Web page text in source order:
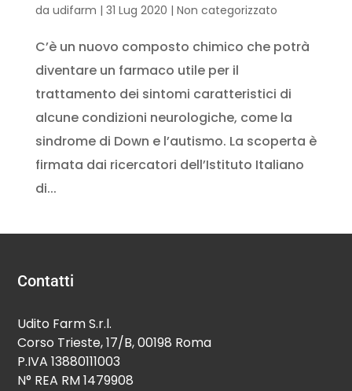
da udifarm | 31 Lug 2020 | Non categorizzato
C’è un nuovo composto chimico che potrà
diventare un farmaco utile per il
trattamento dei sintomi caratteristici di
alcune condizioni neurologiche, come la
sindrome di Down e l’autismo. La scoperta è
firmata dai ricercatori dell’Istituto Italiano
di...
Contatti
Udito Farm S.r.l.
Corso Trieste, 17/B, 00198 Roma
P.IVA 13880111003
N° REA RM 1479908